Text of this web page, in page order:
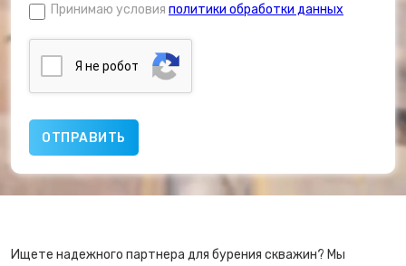
Принимаю условия политики обработки данных
Я нe poбoт
Ищете надежного партнера для бурения скважин? Мы